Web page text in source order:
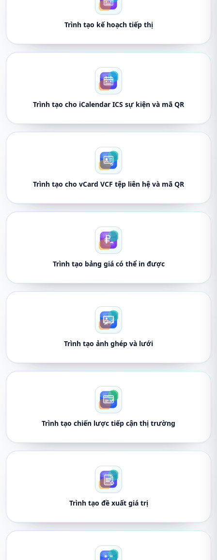
Trình tạo kế hoạch tiếp thị
Trình tạo cho iCalendar ICS sự kiện và mã QR
Trình tạo cho vCard VCF tệp liên hệ và mã QR
Trình tạo bảng giá có thể in được
Trình tạo ảnh ghép và lưới
Trình tạo chiến lược tiếp cận thị trường
Trình tạo đề xuất giá trị